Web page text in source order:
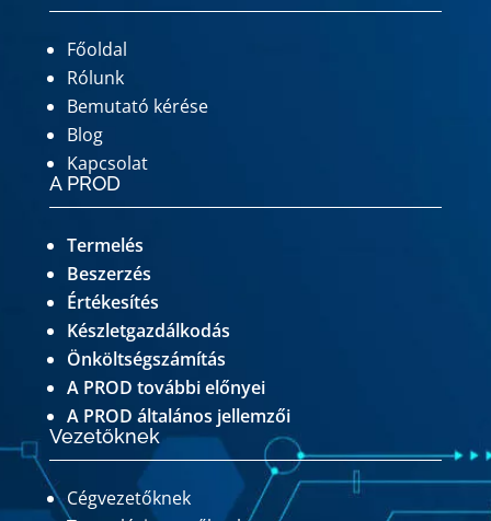
Főoldal
Rólunk
Bemutató kérése
Blog
Kapcsolat
A PROD
Termelés
Beszerzés
Értékesítés
Készletgazdálkodás
Önköltségszámítás
A PROD további előnyei
A PROD általános jellemzői
Vezetőknek
Cégvezetőknek